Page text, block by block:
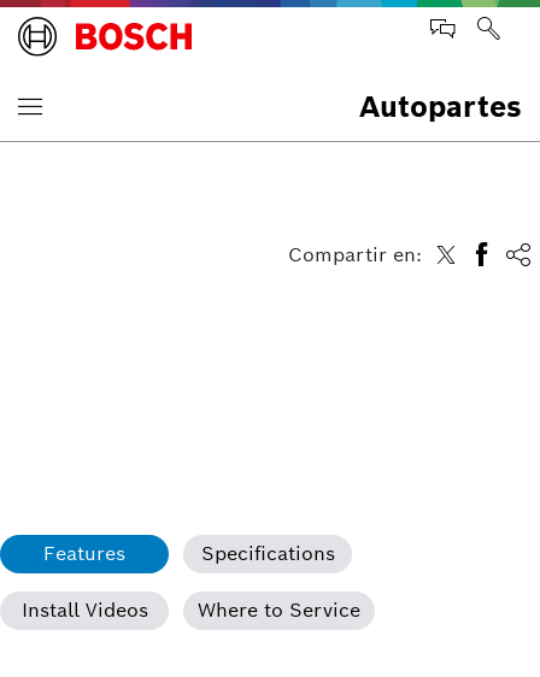
Autopartes
Compartir en:
Features Specifications
Install Videos Where to Service